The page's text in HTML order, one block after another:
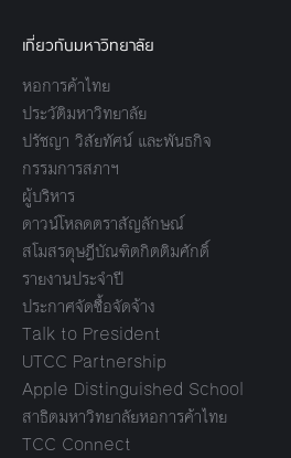
เกี่ยวกับมหาวิทยาลัย
หอการค้าไทย
ประวัติมหาวิทยาลัย
ปรัชญา วิสัยทัศน์ และพันธกิจ
กรรมการสภาฯ
ผู้บริหาร
ดาวน์โหลดตราสัญลักษณ์
สโมสรดุษฎีบัณฑิตกิตติมศักดิ์
รายงานประจำปี
ประกาศจัดซื้อจัดจ้าง
Talk to President
UTCC Partnership
Apple Distinguished School
สาธิตมหาวิทยาลัยหอการค้าไทย
TCC Connect